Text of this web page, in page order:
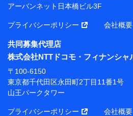
※ 当社および株式会社NTTドコ
ソナルデータ憲章」に定める行動
※ パーソナルデータダッシュボ
管理」の設定状態にかかわらず、
ります。
※ dポイントクラブ会員ではない
月11日以降、一度もdポイントク
がないお客さまに限る）に関する
前に取得した個人データは、こち
アーバンネット日本橋ビル3F
プライバシーポリシー 会社概要
共同募集代理店
株式会社NTTドコモ・フィナンシャ
〒100-6150
東京都千代田区永田町2丁目11番1号
山王パークタワー
プライバシーポリシー 会社概要